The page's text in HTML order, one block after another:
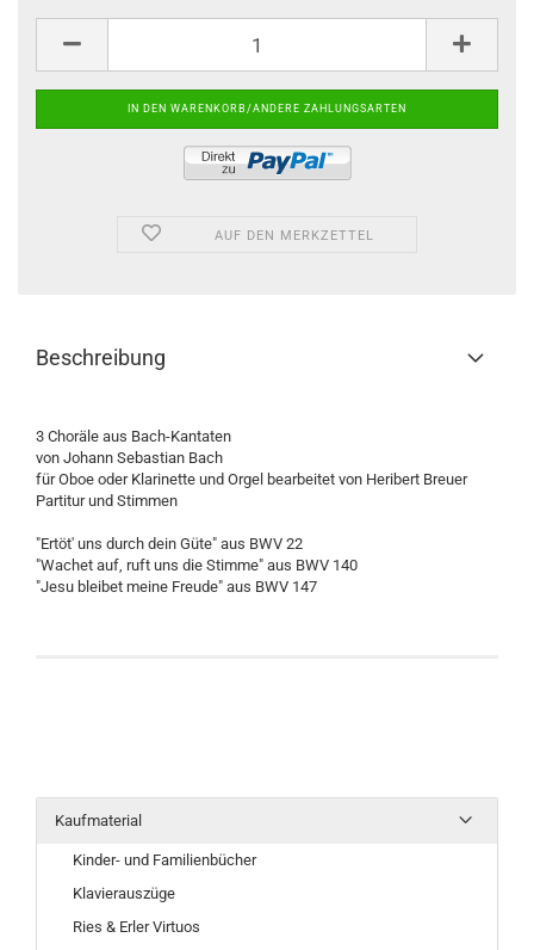
AUF DEN MERKZETTEL
Beschreibung
3 Choräle aus Bach-Kantaten
von Johann Sebastian Bach
für Oboe oder Klarinette und Orgel bearbeitet von Heribert Breuer
Partitur und Stimmen
"Ertöt' uns durch dein Güte" aus BWV 22
"Wachet auf, ruft uns die Stimme" aus BWV 140
"Jesu bleibet meine Freude" aus BWV 147
Kaufmaterial
Kinder- und Familienbücher
Klavierauszüge
Ries & Erler Virtuos